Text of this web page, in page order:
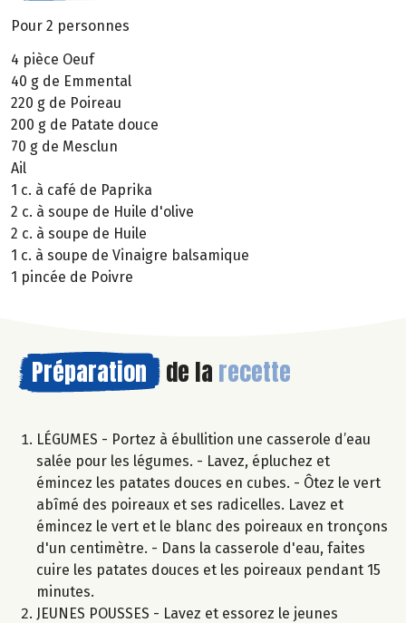
Pour 2 personnes
4 pièce Oeuf
40 g de Emmental
220 g de Poireau
200 g de Patate douce
70 g de Mesclun
Ail
1 c. à café de Paprika
2 c. à soupe de Huile d'olive
2 c. à soupe de Huile
1 c. à soupe de Vinaigre balsamique
1 pincée de Poivre
Préparation de la recette
LÉGUMES - Portez à ébullition une casserole d’eau
salée pour les légumes. - Lavez, épluchez et
émincez les patates douces en cubes. - Ôtez le vert
abîmé des poireaux et ses radicelles. Lavez et
émincez le vert et le blanc des poireaux en tronçons
d'un centimètre. - Dans la casserole d'eau, faites
cuire les patates douces et les poireaux pendant 15
minutes.
JEUNES POUSSES - Lavez et essorez le jeunes